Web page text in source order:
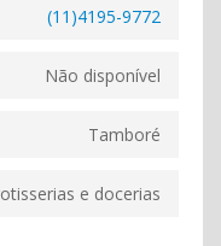
(11)4195-9772
Não disponível
Tamboré
e docerias